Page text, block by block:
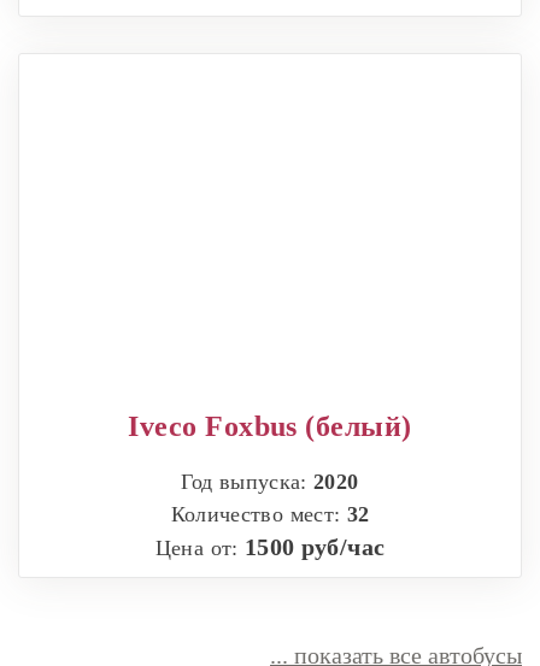
Iveco Foxbus (белый)
Год выпуска:2020
Количество мест: 32
Цена от: 1500 руб/час
... показать все автобусы